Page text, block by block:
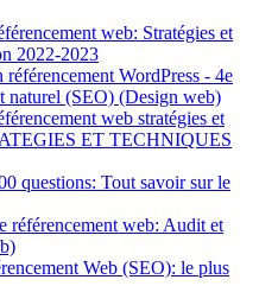
web: Stratégies et
2022-2023
WordPress - 4e
naturel (SEO) (Design web)
web stratégies et
ET TECHNIQUES
questions: Tout savoir sur le
référencement web: Audit et
Web (SEO): le plus